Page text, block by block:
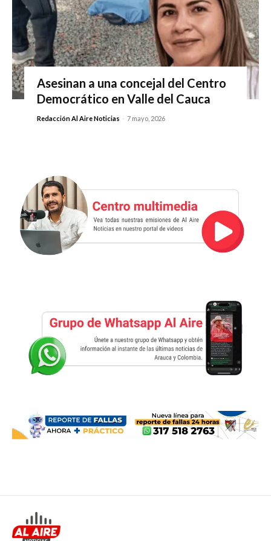
Asesinan a una concejal del Centro
Democrático en Valle del Cauca
Redacción Al Aire Noticias - 7 mayo, 2026